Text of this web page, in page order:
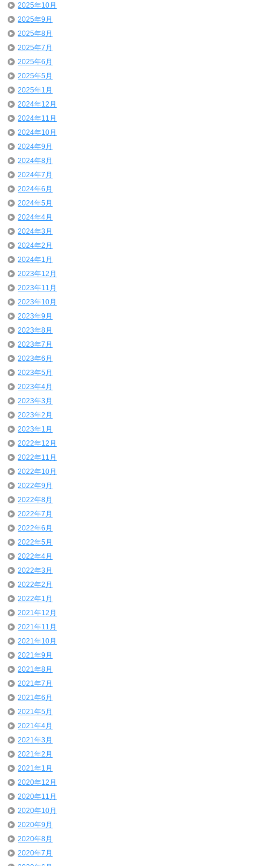
2025年10月
2025年9月
2025年8月
2025年7月
2025年6月
2025年5月
2025年1月
2024年12月
2024年11月
2024年10月
2024年9月
2024年8月
2024年7月
2024年6月
2024年5月
2024年4月
2024年3月
2024年2月
2024年1月
2023年12月
2023年11月
2023年10月
2023年9月
2023年8月
2023年7月
2023年6月
2023年5月
2023年4月
2023年3月
2023年2月
2023年1月
2022年12月
2022年11月
2022年10月
2022年9月
2022年8月
2022年7月
2022年6月
2022年5月
2022年4月
2022年3月
2022年2月
2022年1月
2021年12月
2021年11月
2021年10月
2021年9月
2021年8月
2021年7月
2021年6月
2021年5月
2021年4月
2021年3月
2021年2月
2021年1月
2020年12月
2020年11月
2020年10月
2020年9月
2020年8月
2020年7月